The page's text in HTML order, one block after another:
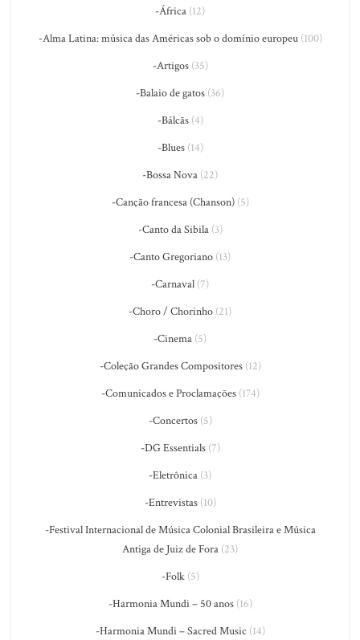
-África (12)
-Alma Latina: música das Américas sob o domínio europeu(100)
-Artigos(35)
-Balaio de gatos (36)
-Bálcãs(4)
-Blues(14)
-Bossa Nova (22)
-Canção francesa (Chanson)(5)
-Canto da Sibila(3)
-Canto Gregoriano (13)
-Carnaval (7)
-Choro / Chorinho (21)
-Cinema (5)
-Coleção Grandes Compositores(12)
-Comunicados e Proclamações(174)
-Concertos(5)
-DG Essentials(7)
-Eletrônica (3)
-Entrevistas(10)
-Festival Internacional de Música Colonial Brasileira e Música
Antiga de Juiz de Fora (23)
-Folk(5)
-Harmonia Mundi – 50 anos(16)
-Harmonia Mundi – Sacred Music (14)